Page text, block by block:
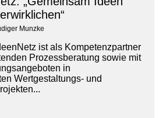
Munzke
ist als Kompetenzpartner
Prozessberatung sowie mit
in
Wertgestaltungs- und